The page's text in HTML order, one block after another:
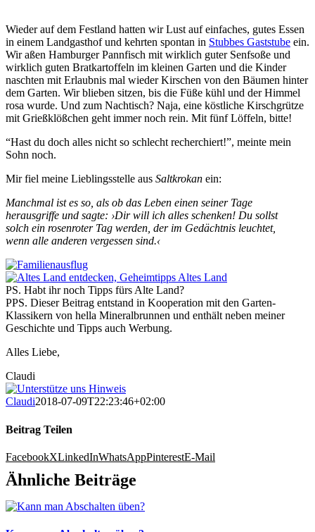
Wieder auf dem Festland hatten wir Lust auf einfaches, gutes Essen
in einem Landgasthof und kehrten spontan in Stubbes Gaststube ein.
Wir aßen Hamburger Pannfisch mit wirklich guter Senfsoße und
wirklich guten Bratkartoffeln im kleinen Garten und die Kinder
naschten mit Erlaubnis mal wieder Kirschen von den Bäumen hinter
dem Garten. Wir blieben sitzen, bis die Füße kühl und der Himmel
rosa wurde. Und zum Nachtisch? Naja, eine köstliche Kirschgrütze
mit Grießklößchen geht immer noch rein. Mit fünf Löffeln, bitte!
“Hast du doch alles nicht so schlecht recherchiert!”, meinte mein
Sohn noch.
Mir fiel meine Lieblingsstelle aus Saltkrokan ein:
Manchmal ist es so, als ob das Leben einen seiner Tage
herausgriffe und sagte: ›Dir will ich alles schenken! Du sollst
solch ein rosenroter Tag werden, der im Gedächtnis leuchtet,
wenn alle anderen vergessen sind.‹
PS. Habt ihr noch Tipps fürs Alte Land?
PPS. Dieser Beitrag entstand in Kooperation mit den Garten-
Klassikern von hella Mineralbrunnen und enthält neben meiner
Geschichte und Tipps auch Werbung.
Alles Liebe,
Claudi
Claudi2018-07-09T22:23:46+02:00
Beitrag Teilen
FacebookXLinkedInWhatsAppPinterestE-Mail
Ähnliche Beiträge